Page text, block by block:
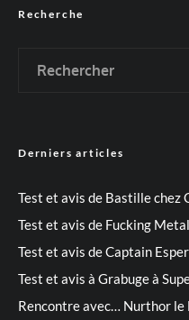
Recherche
Derniers articles
Test et avis de Bastille chez
Test et avis de Fucking
Test et avis de Captain
Test et avis à Grabuge à
Rencontre avec… Nurthor le